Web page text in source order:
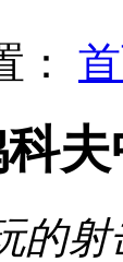
：
的